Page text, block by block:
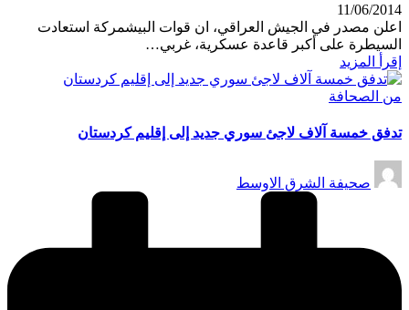
11/06/2014
اعلن مصدر في الجيش العراقي، ان قوات البيشمركة استعادت
السيطرة على أكبر قاعدة عسكرية، غربي…
إقرأ المزيد
نُشر
من الصحافة
تدفق خمسة آلاف لاجئ سوري جديد إلى إقليم كردستان
تمّ
النشرصحيفة الشرق الاوسط